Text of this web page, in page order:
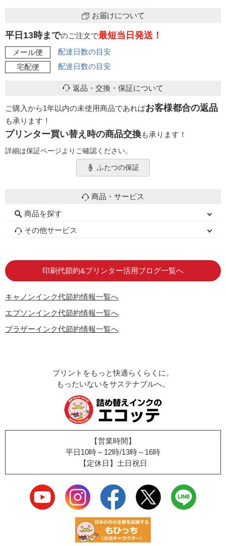
お届けについて
平日13時までのご注文で最短当日発送！
メール便
配達日数の目安
宅配便
配達日数の目安
返品・交換・保証について
ご購入から1年以内の未使用商品であればお客様都合の返品
も承ります！
プリンター買い替え時の商品交換も承ります！
詳細は保証ページよりご確認ください。
ふたつの保証
商品・サービス
商品を探す
初心者用セット
キャノンインク
エプソンインク
ブラザーインク
詰め替えインク
互換インクボトル
互換インクカートリッジ
再生インクカートリッジ
トナーカートリッジ
その他サービス
印刷代節約&プリンター活用ブログ一覧へ
キャノンインク代節約情報一覧へ
エプソンインク代節約情報一覧へ
ブラザーインク代節約情報一覧へ
プリントをもっと快適らくらくに。
もったいないをサステナブルへ。
【営業時間】
平日10時～12時/13時～16時
【定休日】土日祝日